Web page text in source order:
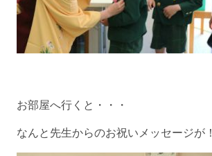
お部屋へ行くと・・・
なんと先生からのお祝いメッセージが！